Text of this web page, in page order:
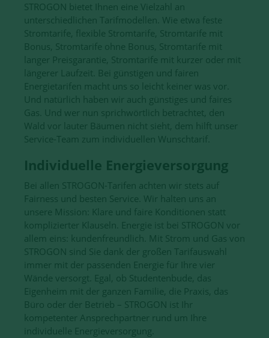
STROGON bietet Ihnen eine Vielzahl an
unterschiedlichen Tarifmodellen. Wie etwa feste
Stromtarife, flexible Stromtarife, Stromtarife mit
Bonus, Stromtarife ohne Bonus, Stromtarife mit
langer Preisgarantie, Stromtarife mit kurzer oder mit
längerer Laufzeit. Bei günstigen und fairen
Energietarifen macht uns so leicht keiner was vor.
Und natürlich haben wir auch günstiges und faires
Gas. Und wer nun sprichwörtlich betrachtet, den
Wald vor lauter Bäumen nicht sieht, dem hilft unser
Service-Team zum individuellen Wunschtarif.
Individuelle Energieversorgung
Bei allen STROGON-Tarifen achten wir stets auf
Fairness und besten Service. Wir halten uns an
unsere Mission: Klare und faire Konditionen statt
komplizierter Klauseln. Energie ist bei STROGON vor
allem eins: kundenfreundlich. Mit Strom und Gas von
STROGON sind Sie dank der großen Tarifauswahl
immer mit der passenden Energie für Ihre vier
Wände versorgt. Egal, ob Studentenbude, das
Eigenheim mit der ganzen Familie, die Praxis, das
Büro oder der Betrieb – STROGON ist Ihr
kompetenter Ansprechpartner rund um Ihre
individuelle Energieversorgung.